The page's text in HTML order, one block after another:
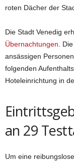
roten Dächer der
Die Stadt Venedig
Übernachtungen .
ansässigen
folgenden
Hoteleinrichtung in
an 29
Um eine